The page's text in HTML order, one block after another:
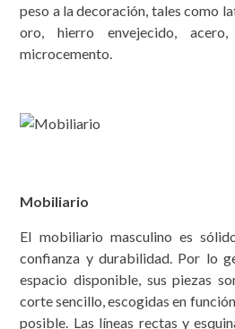
peso a la decoración, tales como
oro, hierro envejecido,
microcemento.
Mobiliario
El mobiliario masculino es
confianza y durabilidad. Por lo
espacio disponible, sus piezas
corte sencillo, escogidas en
posible. Las líneas rectas y